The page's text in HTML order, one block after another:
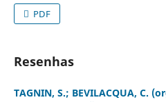
PDF
Resenhas
TAGNIN, S.; BEVILACQUA, C.